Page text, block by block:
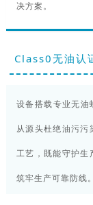
决方案。
Class0无油认
设备搭载专业无油
从源头杜绝油污
工艺，既能守护生
筑牢生产可靠防线。